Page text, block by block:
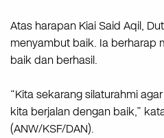
Atas harapan Kiai Said Aqil,
menyambut baik. Ia berharap
baik dan berhasil.
“Kita sekarang silaturahmi
kita berjalan dengan baik,”
(ANW/KSF/DAN).